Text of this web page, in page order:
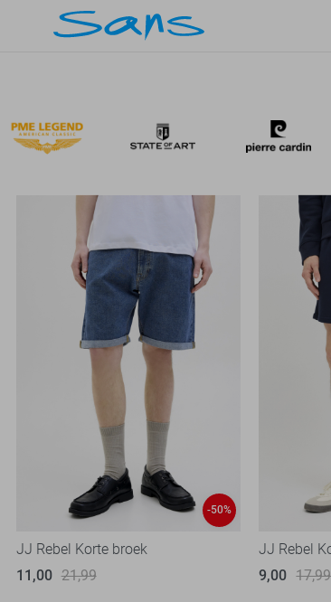
-50%
JJ Rebel Korte broek
11,00 21,99
JJ Rebel
9,00 17,99